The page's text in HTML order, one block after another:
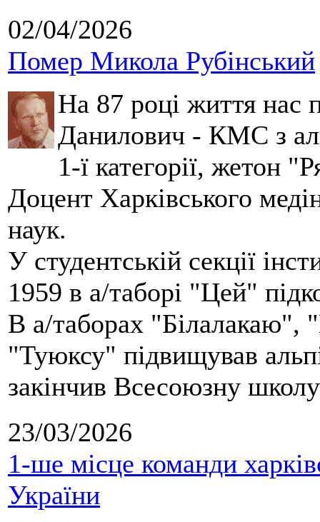
02/04/2026
Помер Микола Рубінський
На 87 році життя нас
Данилович - КМС з
1-ї категорії, жетон
Доцент Харківського
наук.
У студентській секції
1959 в а/таборі "Цей"
В а/таборах "Білалакаю",
"Туюксу" підвищував
закінчив Всесоюзну
23/03/2026
1-ше місце команди
України